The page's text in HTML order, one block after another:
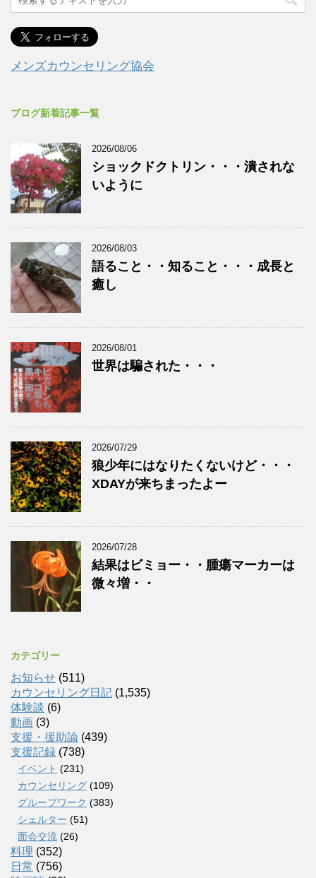
メンズカウンセリング協会
ブログ新着記事一覧
2026/08/06
ショックドクトリン・・・潰されな
いように
2026/08/03
語ること・・知ること・・・成長と
癒し
2026/08/01
世界は騙された・・・
2026/07/29
狼少年にはなりたくないけど・・・
XDAYが来ちまったよー
2026/07/28
結果はビミョー・・腫瘍マーカーは
微々増・・
カテゴリー
お知らせ (511)
カウンセリング日記 (1,535)
体験談 (6)
動画 (3)
支援・援助論 (439)
支援記録 (738)
イベント (231)
カウンセリング (109)
グループワーク (383)
シェルター (51)
面会交流 (26)
料理 (352)
日常 (756)